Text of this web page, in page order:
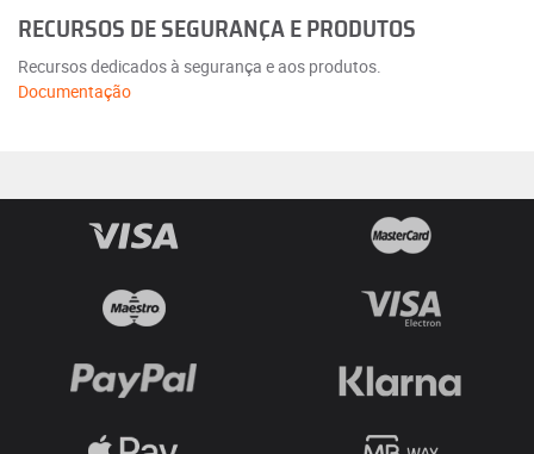
RECURSOS DE SEGURANÇA E PRODUTOS
Recursos dedicados à segurança e aos produtos.
Documentação